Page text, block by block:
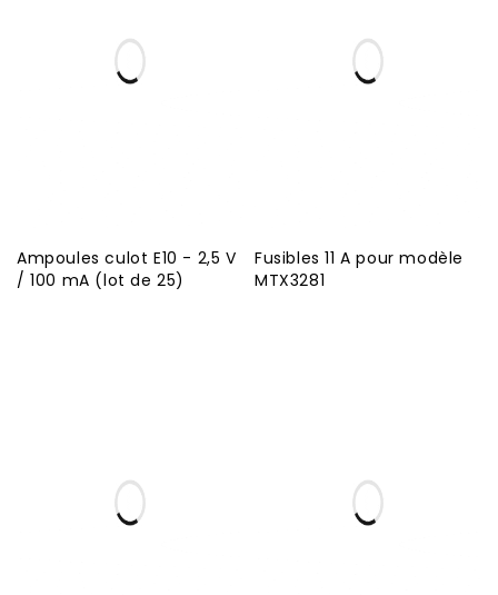
Ampoules culot E10 - 2,5 V
/ 100 mA (lot de 25)
Fusibles 11 A pour modèle
MTX3281